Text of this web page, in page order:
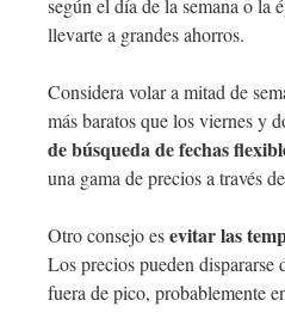
según el día de la semana o la
llevarte a grandes ahorros.
Considera volar a mitad de
más baratos que los viernes y
de búsqueda de fechas
una gama de precios a través
Otro consejo esevitar las
Los precios pueden dispararse
fuera de pico, probablemente